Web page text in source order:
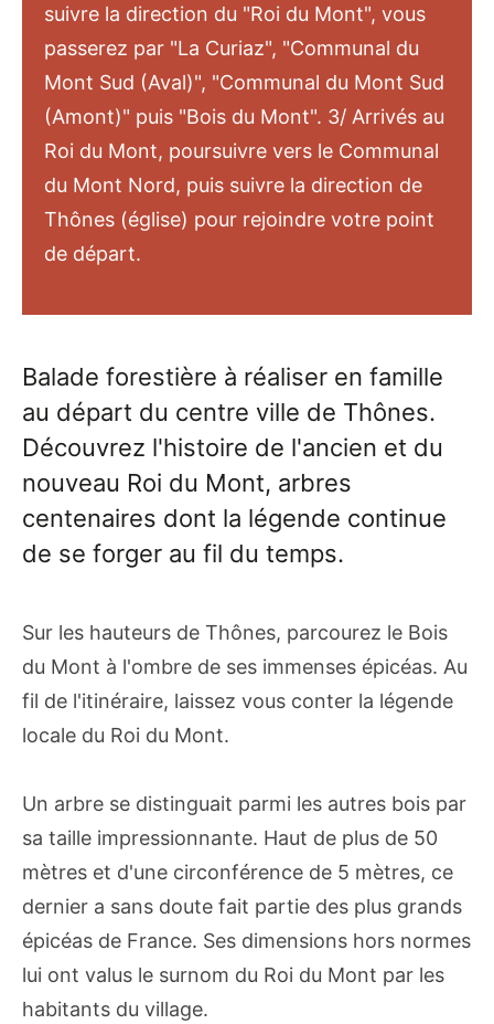
suivre la direction du "Roi du Mont", vous
passerez par "La Curiaz", "Communal du
Mont Sud (Aval)", "Communal du Mont Sud
(Amont)" puis "Bois du Mont". 3/ Arrivés au
Roi du Mont, poursuivre vers le Communal
du Mont Nord, puis suivre la direction de
Thônes (église) pour rejoindre votre point
de départ.
Balade forestière à réaliser en famille
au départ du centre ville de Thônes.
Découvrez l'histoire de l'ancien et du
nouveau Roi du Mont, arbres
centenaires dont la légende continue
de se forger au fil du temps.
Sur les hauteurs de Thônes, parcourez le Bois
du Mont à l'ombre de ses immenses épicéas. Au
fil de l'itinéraire, laissez vous conter la légende
locale du Roi du Mont.
Un arbre se distinguait parmi les autres bois par
sa taille impressionnante. Haut de plus de 50
mètres et d'une circonférence de 5 mètres, ce
dernier a sans doute fait partie des plus grands
épicéas de France. Ses dimensions hors normes
lui ont valus le surnom du Roi du Mont par les
habitants du village.